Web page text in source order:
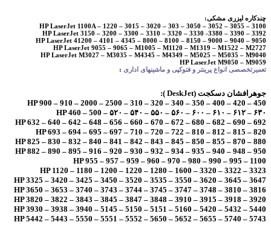
چندکاره لیزری مشکی:
HP LaserJet 1100A – 1220 – 3015 – 3020 – 303 – 3050 – 3052 – 3055 – 3100
HP LaserJet 3150 – 3200 – 3300 – 3310 – 3320 – 3330 -3380 – 3390 – 3392
HP LaserJet 41200 – 4101 – 4345 – 8000 – 8100 – 8150 – 9000 – 9040 – 9050
HP LaserJet 9055 – 9065 – M1005 – M1120 – M1319 – M1522 – M2727
HP LaserJet M3027 – M3035 – M4345 – M4349 – M5025 – M5035 – M9040
HP LaserJet M9050 – M9059
تعمیرتخصصی انواع پرینتر و فتوکپی و ماشینهای اداری :
جوهرافشان دسکجت (DeskJet ):
HP 900 – 910 – 2000 – 2500 – 310 – 320 – 340 – 350 – 400 – 420 – 450
HP 460 – 500 – ۵۲۰ – ۵۴۰ – ۵۵۰ – ۵۶۰ – ۶۰۰ – ۶۱۰ – ۶۱۲ – ۶۳۰
HP 632 – 640 – 642 – 648 – 656 – 660 – 670 – 672 – 680 – 682 – 690 – 692
HP 693 – 694 – 695 – 697 – 710 – 720 – 722 – 810 – 812 – 815 – 820
HP 825 – 830 – 832 – 840 – 841 – 842 – 843 – 845 – 850 – 855 – 870 – 880
HP 882 – 890 – 895 – 916 – 920 – 930 – 932 – 934 – 935 – 940 – 948 – 950
HP 955 – 957 – 959 – 960 – 970 – 980 – 990 – 995 – 1100
HP 1120 – 1180 – 1200 – 1220 – 1280 – 1600 – 3320 – 3322 – 3323
HP 3325 – 3420 – 3425 – 3450 – 3520 – 3535 – 3550 – 3620 – 3645 – 3647
HP 3650 – 3653 – 3740 – 3743 – 3744 – 3745 – 3747 – 3748 – 3810 – 3816
HP 3820 – 3822 – 3843 – 3845 – 3847 – 3848 – 3910 – 3915 – 3918 – 3920
HP 3930 – 3938 – 3940 – 5145 – 5150 – 5151 – 5160 – 5420 – 5432 – 5440
HP 5442 – 5443 – 5550 – 5551 – 5552 – 5650 – 5652 – 5655 – 5740 – 5743